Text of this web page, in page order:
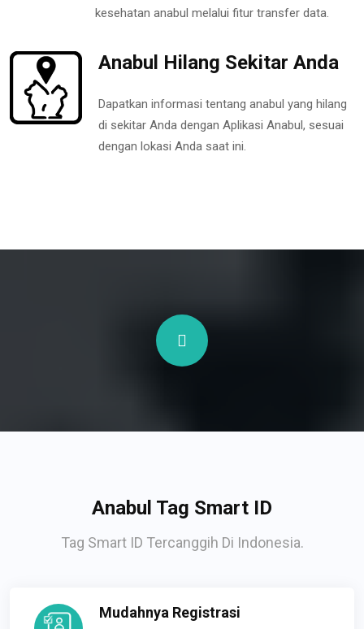
kesehatan anabul melalui fitur transfer data.
Anabul Hilang Sekitar Anda
Dapatkan informasi tentang anabul yang hilang
di sekitar Anda dengan Aplikasi Anabul, sesuai
dengan lokasi Anda saat ini.
Anabul Tag Smart ID
Tag Smart ID Tercanggih Di Indonesia.
Mudahnya Registrasi